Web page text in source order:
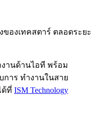
งเทคสตาร์ ตลอดระยะ
านด้านไอที พร้อม
การ ทำงานในสาย
ด้ที่ ISM Technology